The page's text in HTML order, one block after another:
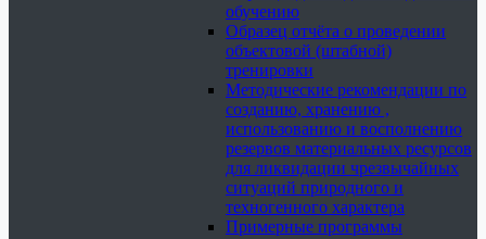
обучению
Образец отчёта о проведении
объектовой (штабной)
тренировки
Методические рекомендации по
созданию, хранению ,
использованию и восполнению
резервов материальных ресурсов
для ликвидации чрезвычайных
ситуаций природного и
техногенного характера
Примерные программы